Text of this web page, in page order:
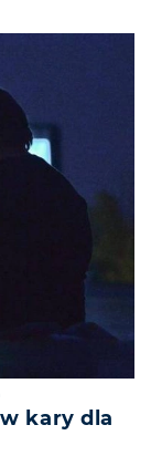
kary dla